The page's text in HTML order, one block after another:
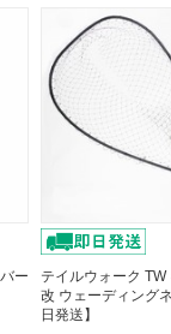
ー
テイルウォーク TW
改 ウェーディング
日発送】